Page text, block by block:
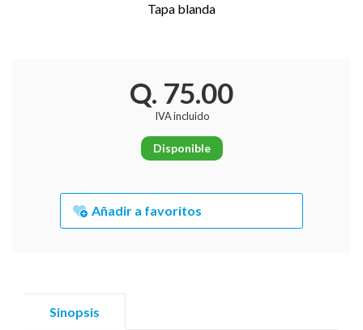
Tapa blanda
Q. 75.00
IVA incluido
Disponible
Añadir a favoritos
Sinopsis